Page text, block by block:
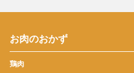
お肉のおかず
鶏肉